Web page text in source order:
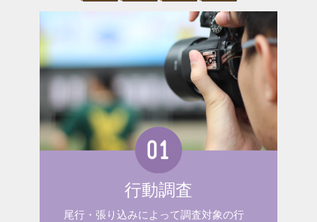
行動調査
尾行・張り込みによって調査対象の行